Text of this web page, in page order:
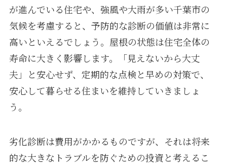
が進んでいる住宅や、強風や大雨が多い千葉市の
気候を考慮すると、予防的な診断の価値は非常に
高いといえるでしょう。屋根の状態は住宅全体の
寿命に大きく影響します。「見えないから大丈
夫」と安心せず、定期的な点検と早めの対策で、
安心して暮らせる住まいを維持していきましょ
う。
劣化診断は費用がかかるものですが、それは将来
的な大きなトラブルを防ぐための投資と考えるこ